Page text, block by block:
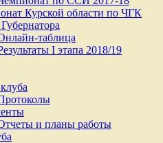
Курской области по ЧГК
таблица
I этапа 2018/19
и планы работы